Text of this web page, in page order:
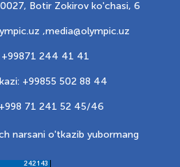
Botir Zokirov ko'chasi, 6
,media@olympic.uz
+99871 244 41 41
+99855 502 88 44
71 241 52 45/46
narsani o'tkazib yubormang